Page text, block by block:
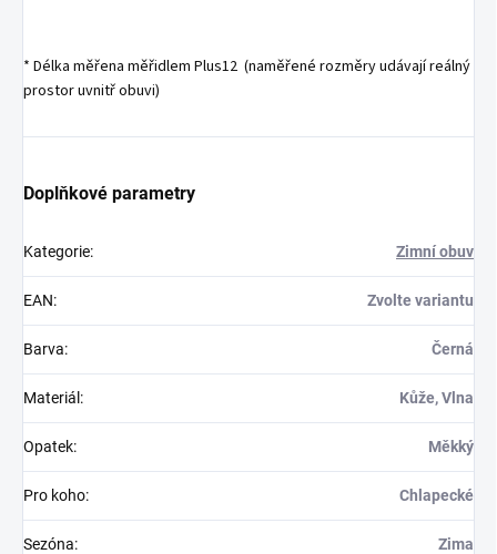
* Délka měřena měřidlem Plus12 (naměřené rozměry udávají reálný
prostor uvnitř obuvi)
Doplňkové parametry
Kategorie: Zimní obuv
EAN: Zvolte variantu
Barva: Černá
Materiál : Kůže, Vlna
Opatek: Měkký
Pro koho: Chlapecké
Sezóna: Zima